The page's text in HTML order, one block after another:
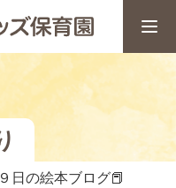
日の絵本ブログ📕